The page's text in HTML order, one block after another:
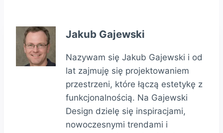
Jakub Gajewski
Nazywam się Jakub Gajewski i od
lat zajmuję się projektowaniem
przestrzeni, które łączą estetykę z
funkcjonalnością. Na Gajewski
Design dzielę się inspiracjami,
nowoczesnymi trendami i